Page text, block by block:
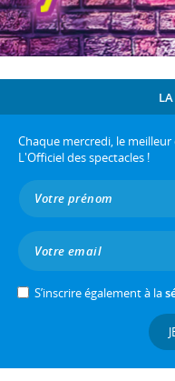
Chaque mercredi, le
L'Officiel des spectacles !
S’inscrire également à la